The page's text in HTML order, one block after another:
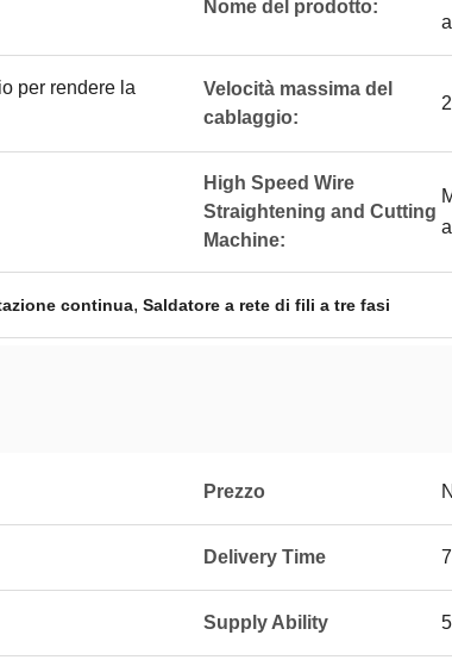
Nome del prodotto:
per rendere la
Velocità massima del
cablaggio:
High Speed Wire
Straightening and Cutting
Machine:
continua, Saldatore a rete di fili a tre fasi
Prezzo
Delivery Time
Supply Ability